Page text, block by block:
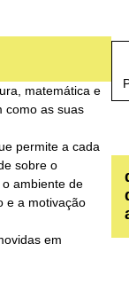
matemática e
como as suas
permite a cada
sobre o
ambiente de
e a motivação
em